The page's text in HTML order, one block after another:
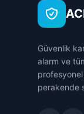
Güvenlik
alarm ve
perakende